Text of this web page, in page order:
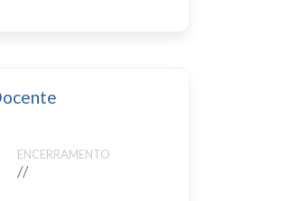
ENCERRAMENTO
//